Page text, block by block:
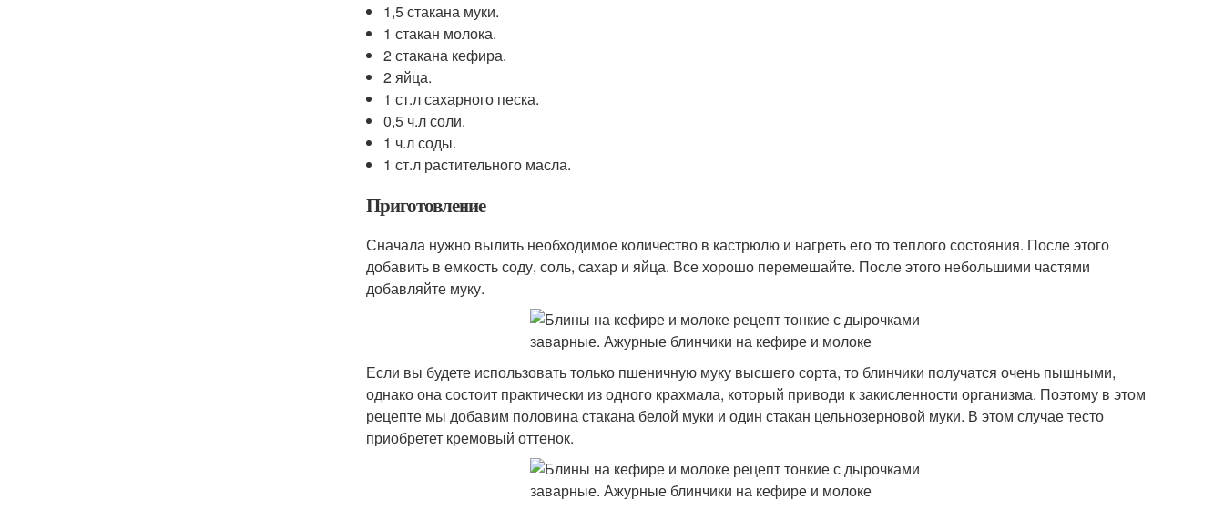
1,5 стакана муки.
1 стакан молока.
2 стакана кефира.
2 яйца.
1 ст.л сахарного песка.
0,5 ч.л соли.
1 ч.л соды.
1 ст.л растительного масла.
Приготовление
Сначала нужно вылить необходимое количество в кастрюлю и нагреть его то теплого состояния. После этого
добавить в емкость соду, соль, сахар и яйца. Все хорошо перемешайте. После этого небольшими частями
добавляйте муку.
Если вы будете использовать только пшеничную муку высшего сорта, то блинчики получатся очень пышными,
однако она состоит практически из одного крахмала, который приводи к закисленности организма. Поэтому в этом
рецепте мы добавим половина стакана белой муки и один стакан цельнозерновой муки. В этом случае тесто
приобретет кремовый оттенок.